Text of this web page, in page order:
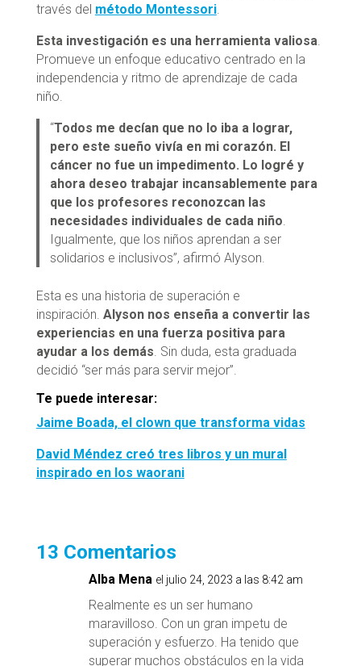
través del método Montessori.
Esta investigación es una herramienta valiosa
Promueve un enfoque educativo centrado en la
independencia y ritmo de aprendizaje de cada
niño.
“Todos me decían que no lo iba a lograr,
pero este sueño vivía en mi corazón. El
cáncer no fue un impedimento. Lo logré y
ahora deseo trabajar incansablemente para
que los profesores reconozcan las
necesidades individuales de cada niño
Igualmente, que los niños aprendan a ser
solidarios e inclusivos”, afirmó Alyson.
Esta es una historia de superación e
inspiración. Alyson nos enseña a convertir las
experiencias en una fuerza positiva para
ayudar a los demás. Sin duda, esta graduada
decidió “ser más para servir mejor”.
Te puede interesar:
Jaime Boada, el clown que transforma vidas
David Méndez creó tres libros y un mural
inspirado en los waorani
13 Comentarios
Alba Mena el julio 24, 2023 a las 8:42 am
Realmente es un ser humano
maravilloso. Con un gran impetu de
superación y esfuerzo. Ha tenido que
superar muchos obstáculos en la vida